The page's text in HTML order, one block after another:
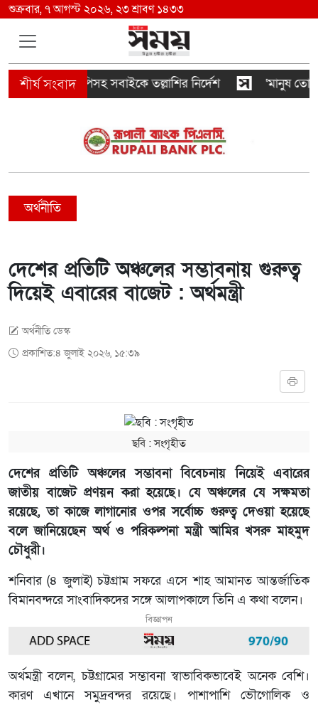
শুক্রবার, ৭ আগস্ট ২০২৬, ২৩ শ্রাবণ ১৪৩৩
সিআইপিসহ সবাইকে তল্লাশির নির্দেশ ‘মানুষ
অর্থনীতি
দেশের প্রতিটি অঞ্চলের সম্ভাবনায় গুরুত্ব
দিয়েই এবারের বাজেট : অর্থমন্ত্রী
অর্থনীতি ডেস্ক
প্রকাশিত:৪ জুলাই ২০২৬, ১৫:৩৯
ছবি ‍: সংগৃহীত
দেশের প্রতিটি অঞ্চলের সম্ভাবনা বিবেচনায় নিয়েই এবারের
জাতীয় বাজেট প্রণয়ন করা হয়েছে। যে অঞ্চলের যে সক্ষমতা
রয়েছে, তা কাজে লাগানোর ওপর সর্বোচ্চ গুরুত্ব দেওয়া হয়েছে
বলে জানিয়েছেন অর্থ ও পরিকল্পনা মন্ত্রী আমির খসরু মাহমুদ
চৌধুরী।
শনিবার (৪ জুলাই) চট্টগ্রাম সফরে এসে শাহ আমানত আন্তর্জাতিক
বিমানবন্দরে সাংবাদিকদের সঙ্গে আলাপকালে তিনি এ কথা বলেন।
বিজ্ঞাপন
অর্থমন্ত্রী বলেন, চট্টগ্রামের সম্ভাবনা স্বাভাবিকভাবেই অনেক বেশি।
কারণ এখানে সমুদ্রবন্দর রয়েছে। পাশাপাশি ভৌগোলিক ও